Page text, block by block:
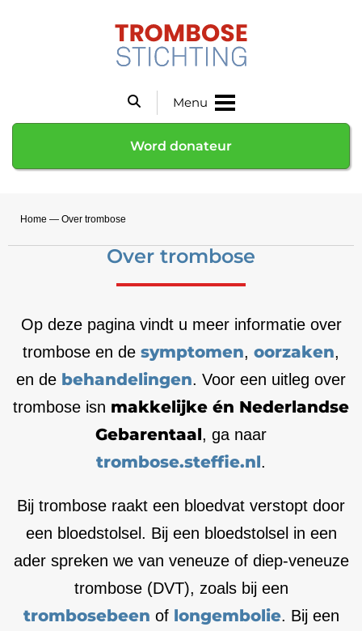
Word donateur
Menu
Home — Over trombose
Over trombose
Op deze pagina vindt u meer informatie over
trombose en de symptomen, oorzaken,
en de behandelingen. Voor een uitleg over
trombose isn makkelijke én Nederlandse
Gebarentaal, ga naar
trombose.steffie.nl.
Bij trombose raakt een bloedvat verstopt door
een bloedstolsel. Bij een bloedstolsel in een
ader spreken we van veneuze of diep-veneuze
trombose (DVT), zoals bij een
trombosebeen of longembolie. Bij een